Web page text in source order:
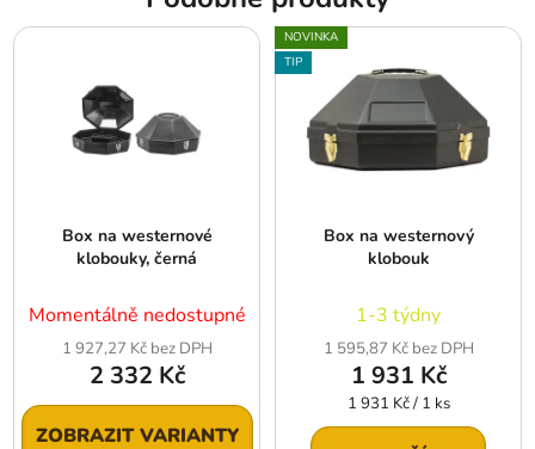
Box na westernové
klobouky, černá
Momentálně nedostupné
1 927,27 Kč bez DPH
2 332 Kč
ZOBRAZIT VARIANTY
NOVINKA
TIP
Box na westernový
klobouk
1-3 týdny
1 595,87 Kč bez DPH
1 931 Kč
Měrná
cena:
1 931 Kč / 1 ks